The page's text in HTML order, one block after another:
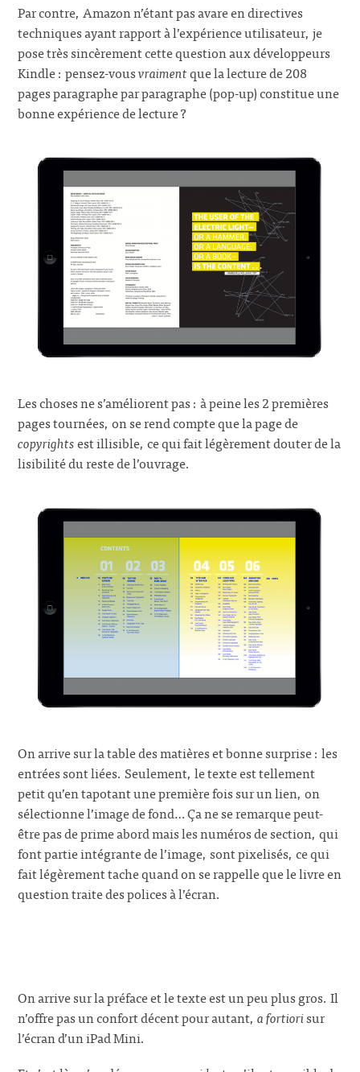
Par contre, Amazon n’étant pas avare en directives
techniques ayant rapport à l’expérience utilisateur, je
pose très sincèrement cette question aux développeurs
Kindle : pensez-vousvraimentque la lecture de 208
pages paragraphe par paragraphe (pop-up) constitue une
bonne expérience de lecture ?
Les choses ne s’améliorent pas : à peine les 2 premières
pages tournées, on se rend compte que la page de
copyrightsest illisible, ce qui fait légèrement douter de la
lisibilité du reste de l’ouvrage.
On arrive sur la table des matières et bonne surprise : les
entrées sont liées. Seulement, le texte est tellement
petit qu’en tapotant une première fois sur un lien, on
sélectionne l’image de fond… Ça ne se remarque peut-
être pas de prime abord mais les numéros de section, qui
font partie intégrante de l’image, sont pixelisés, ce qui
fait légèrement tache quand on se rappelle que le livre en
question traite des polices à l’écran.
On arrive sur la préface et le texte est un peu plus gros. Il
n’offre pas un confort décent pour autant,a fortiorisur
l’écran d’un iPad Mini.